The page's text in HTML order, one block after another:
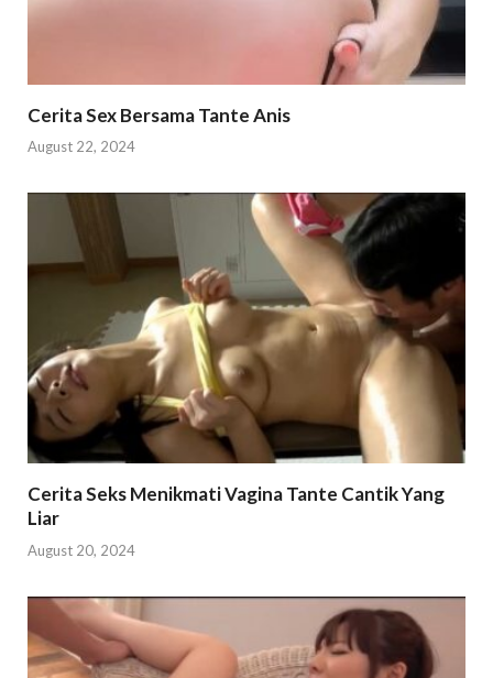
Cerita Sex Bersama Tante Anis
August 22, 2024
Cerita Seks Menikmati Vagina Tante Cantik Yang
Liar
August 20, 2024